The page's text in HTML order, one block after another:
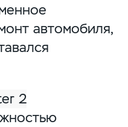
автомобиля,